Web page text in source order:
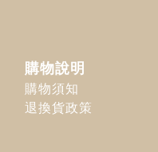
購物說明
購物須知
退換貨政策